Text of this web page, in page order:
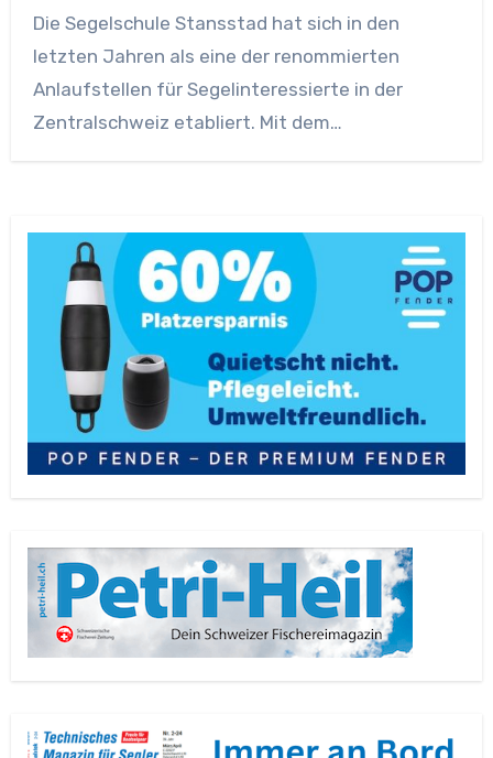
Die Segelschule Stansstad hat sich in den
letzten Jahren als eine der renommierten
Anlaufstellen für Segelinteressierte in der
Zentralschweiz etabliert. Mit dem…